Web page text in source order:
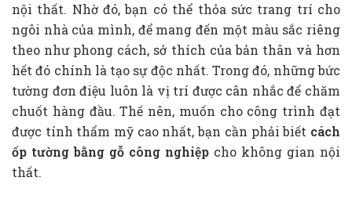
nội thất. Nhờ đó, bạn có thể thỏa sức trang trí cho
ngôi nhà của mình, để mang đến một màu sắc riêng
theo như phong cách, sở thích của bản thân và hơn
hết đó chính là tạo sự độc nhất. Trong đó, những bức
tường đơn điệu luôn là vị trí được cân nhắc để chăm
chuốt hàng đầu. Thế nên, muốn cho công trình đạt
được tính thẩm mỹ cao nhất, bạn cần phải biết cách
ốp tường bằng gỗ công nghiệp cho không gian nội
thất.